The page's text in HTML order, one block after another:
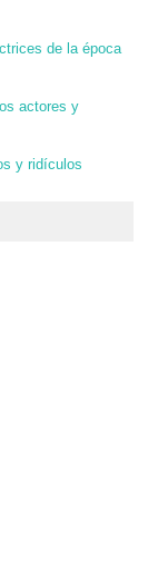
de la época
Los actores y
y ridículos